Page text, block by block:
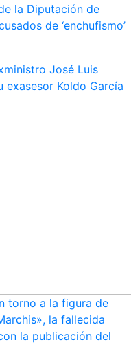
la Diputación de
de ‘enchufismo’
José Luis
Koldo García
torno a la figura de
la fallecida
la publicación del